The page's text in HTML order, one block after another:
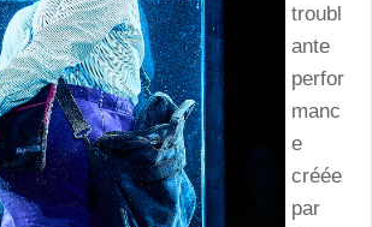
troubl
ante
perfor
manc
e
créée
par